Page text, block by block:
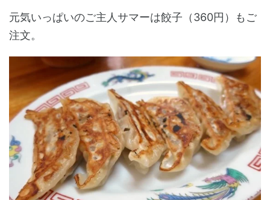
元気いっぱいのご主人サマーは餃子（360円）もご
注文。